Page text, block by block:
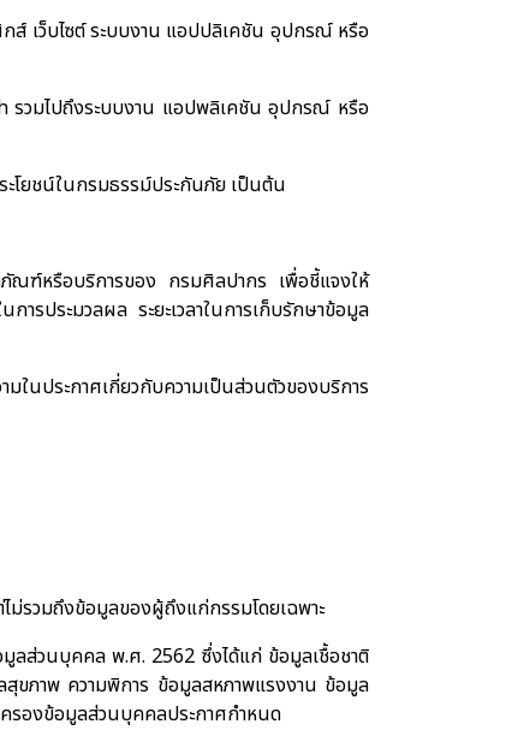
ส์ เว็บไซต์ ระบบงาน แอปปลิเคชัน อุปกรณ์ หรือ
รวมไปถึงระบบงาน แอปพลิเคชัน อุปกรณ์ หรือ
โยชน์ในกรมธรรม์ประกันภัย เป็นต้น
ณฑ์หรือบริการของ กรมศิลปากร เพื่อชี้แจงให้
รประมวลผล ระยะเวลาในการเก็บรักษาข้อมูล
ในประกาศเกี่ยวกับความเป็นส่วนตัวของบริการ
ม่รวมถึงข้อมูลของผู้ถึงแก่กรรมโดยเฉพาะ
ลส่วนบุคคล พ.ศ. 2562 ซึ่งได้แก่ ข้อมูลเชื้อชาติ
ขภาพ ความพิการ ข้อมูลสหภาพแรงงาน ข้อมูล
รองข้อมูลส่วนบุคคลประกาศกำหนด